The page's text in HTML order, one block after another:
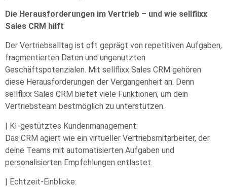
Die Herausforderungen im Vertrieb – und wie sellflixx
Sales CRM hilft
Der Vertriebsalltag ist oft geprägt von repetitiven Aufgaben,
fragmentierten Daten und ungenutzten
Geschäftspotenzialen. Mit sellflixx Sales CRM gehören
diese Herausforderungen der Vergangenheit an. Denn
sellflixx Sales CRM bietet viele Funktionen, um dein
Vertriebsteam bestmöglich zu unterstützen.
| KI-gestütztes Kundenmanagement:
Das CRM agiert wie ein virtueller Vertriebsmitarbeiter, der
deine Teams mit automatisierten Aufgaben und
personalisierten Empfehlungen entlastet.
| Echtzeit-Einblicke: